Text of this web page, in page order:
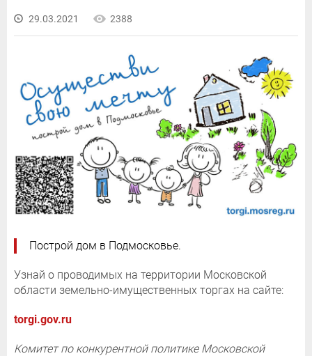
29.03.2021 2388
Построй дом в Подмосковье.
Узнай о проводимых на территории Московской
области земельно-имущественных торгах на сайте:
torgi.gov.ru
Комитет по конкурентной политике Московской